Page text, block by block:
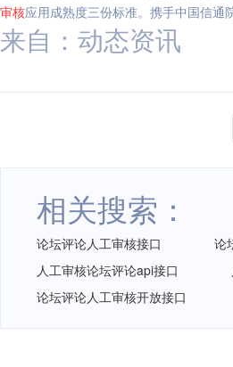
审核应用成熟度三份标准。携手中国信通
来自：动态资讯
相关搜索：
论坛评论人工审核接口 论
人工审核论坛评论api接口
论坛评论人工审核开放接口